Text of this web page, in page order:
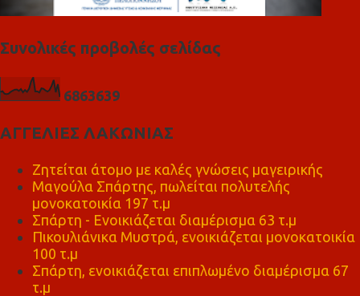
Συνολικές προβολές σελίδας
6863639
ΑΓΓΕΛΙΕΣ ΛΑΚΩΝΙΑΣ
Ζητείται άτομο με καλές γνώσεις μαγειρικής
Μαγούλα Σπάρτης, πωλείται πολυτελής
μονοκατοικία 197 τ.μ
Σπάρτη - Ενοικιάζεται διαμέρισμα 63 τ.μ
Πικουλιάνικα Μυστρά, ενοικιάζεται μονοκατοικία
100 τ.μ
Σπάρτη, ενοικιάζεται επιπλωμένο διαμέρισμα 67
τ.μ